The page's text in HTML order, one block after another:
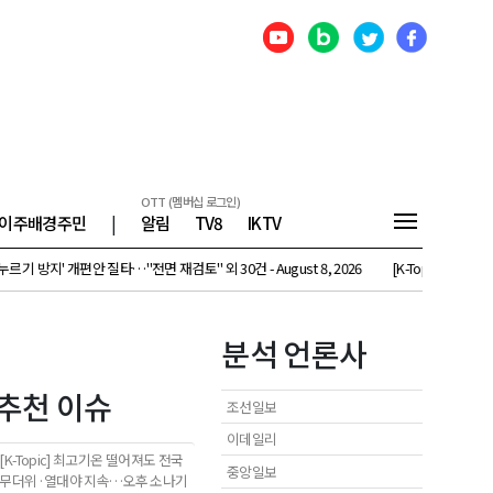
주배경주민 |
OTT (멤버십 로그인)
알림 TV8 IKTV
' 개편안 질타…"전면 재검토" 외 30건 - August 8, 2026 [K-Topic] 최고기온 떨어
천 이슈
[K-Topic] 최고기온 떨어져도 전국
무더위·열대야 지속…오후 소나기
분석 언론사
조선일보
이데일리
중앙일보